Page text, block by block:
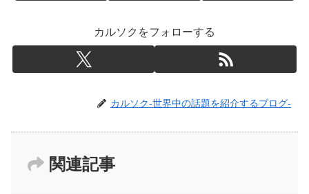
カルソクをフォローする
カルソク-世界中の話題を紹介するブログ-
関連記事